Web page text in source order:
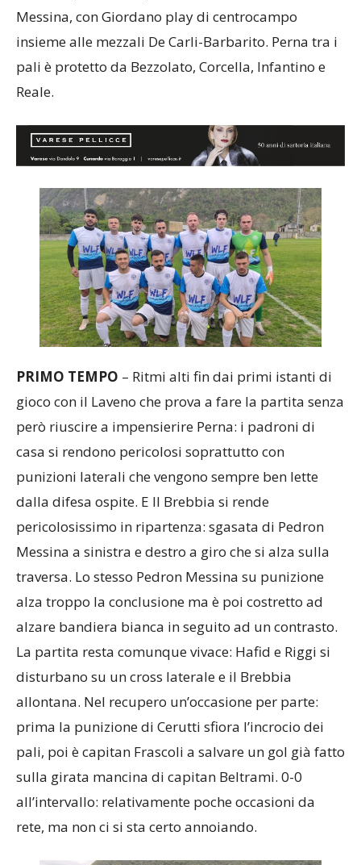
Messina, con Giordano play di centrocampo
insieme alle mezzali De Carli-Barbarito. Perna tra i
pali è protetto da Bezzolato, Corcella, Infantino e
Reale.
PRIMO TEMPO – Ritmi alti fin dai primi istanti di
gioco con il Laveno che prova a fare la partita senza
però riuscire a impensierire Perna: i padroni di
casa si rendono pericolosi soprattutto con
punizioni laterali che vengono sempre ben lette
dalla difesa ospite. E Il Brebbia si rende
pericolosissimo in ripartenza: sgasata di Pedron
Messina a sinistra e destro a giro che si alza sulla
traversa. Lo stesso Pedron Messina su punizione
alza troppo la conclusione ma è poi costretto ad
alzare bandiera bianca in seguito ad un contrasto.
La partita resta comunque vivace: Hafid e Riggi si
disturbano su un cross laterale e il Brebbia
allontana. Nel recupero un’occasione per parte:
prima la punizione di Cerutti sfiora l’incrocio dei
pali, poi è capitan Frascoli a salvare un gol già fatto
sulla girata mancina di capitan Beltrami. 0-0
all’intervallo: relativamente poche occasioni da
rete, ma non ci si sta certo annoiando.